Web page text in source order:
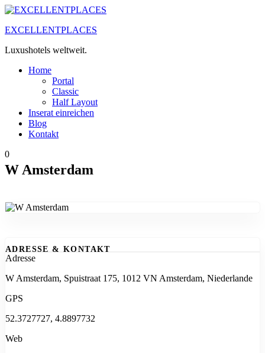
Zum
springen
EXCELLENTPLACES
Luxushotels weltweit.
Home
Portal
Classic
Half Layout
Inserat einreichen
Blog
Kontakt
0
W Amsterdam
ADRESSE & KONTAKT
Adresse
W Amsterdam, Spuistraat 175, 1012 VN Amsterdam, Niederlande
GPS
52.3727727, 4.8897732
Web